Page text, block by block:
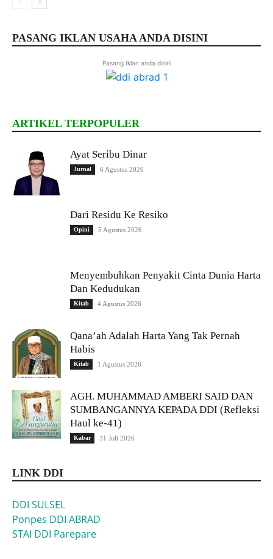
PASANG IKLAN USAHA ANDA DISINI
Pasang Iklan anda disini
ARTIKEL TERPOPULER
Ayat Seribu Dinar
Jurnal 6 Agustus 2026
Dari Residu Ke Resiko
Opini 5 Agustus 2026
Menyembuhkan Penyakit Cinta Dunia Harta
Dan Kedudukan
Kitab 4 Agustus 2026
Qana’ah Adalah Harta Yang Tak Pernah
Habis
Kitab 1 Agustus 2026
AGH. MUHAMMAD AMBERI SAID DAN
SUMBANGANNYA KEPADA DDI (Refleksi
Haul ke-41)
Kabar 31 Juli 2026
LINK DDI
DDI SULSEL
Ponpes DDI ABRAD
STAI DDI Parepare